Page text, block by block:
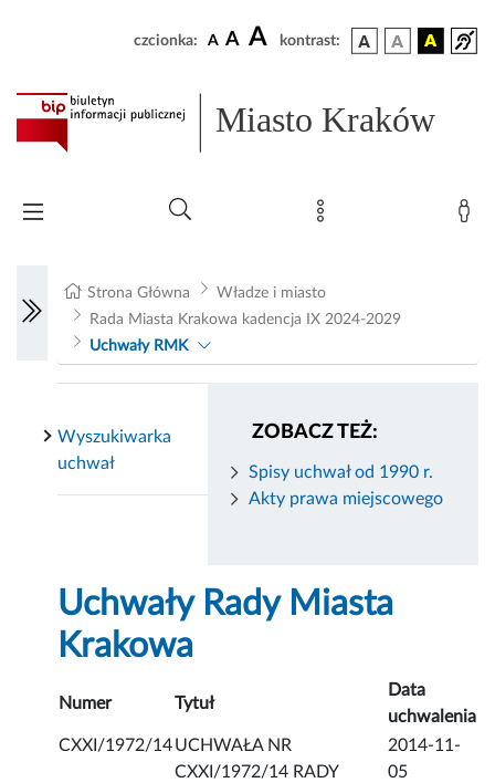
czcionka: A A A kontrast:
Miasto Kraków
Strona Główna
Władze i miasto
Rada Miasta Krakowa kadencja IX 2024-2029
Uchwały RMK
ZOBACZ TEŻ:
Spisy uchwał od 1990 r.
Akty prawa miejscowego
Wyszukiwarka
uchwał
Uchwały Rady Miasta
Krakowa
Numer Tytuł
Data
uchwalenia
CXXI/1972/14UCHWAŁA NR
CXXI/1972/14 RADY
2014-11-
05